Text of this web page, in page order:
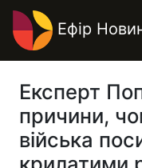
Ефір
Експерт
причини,
війська